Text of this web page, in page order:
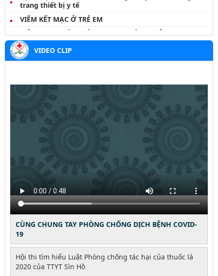
trang thiết bị y tế
VIÊM KẾT MẠC Ở TRẺ EM
VIÊM TAI NGOÀI – ĐỪNG COI THƯỜNG MỘT CƠN ĐAU
NHỎ
BỆNH WHITMORE – NHỮNG ĐIỀU CẦN LƯU Ý
VIDEO CLIP
CÙNG CHUNG TAY PHÒNG CHỐNG DỊCH BỆNH COVID-
19
Hội thi tìm hiểu Luật Phòng chống tác hại của thuốc lá
2020 của TTYT Sìn Hồ